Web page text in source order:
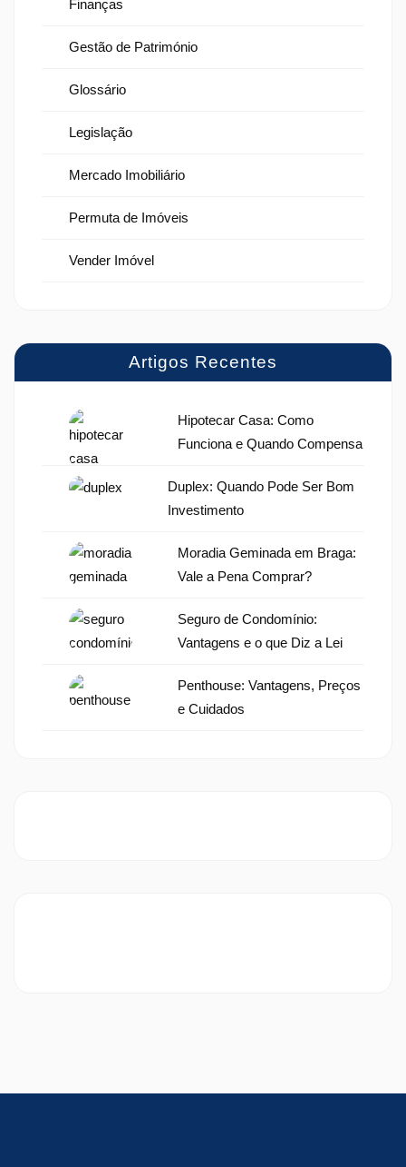
Finanças
Gestão de Património
Glossário
Legislação
Mercado Imobiliário
Permuta de Imóveis
Vender Imóvel
Artigos Recentes
Hipotecar Casa: Como
Funciona e Quando Compensa
Duplex: Quando Pode Ser Bom
Investimento
Moradia Geminada em Braga:
Vale a Pena Comprar?
Seguro de Condomínio:
Vantagens e o que Diz a Lei
Penthouse: Vantagens, Preços
e Cuidados